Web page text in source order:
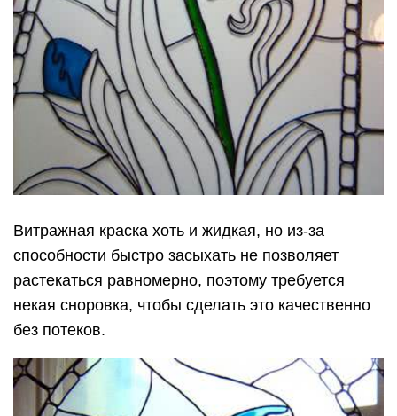
Витражная краска хоть и жидкая, но из-за
способности быстро засыхать не позволяет
растекаться равномерно, поэтому требуется
некая сноровка, чтобы сделать это качественно
без потеков.